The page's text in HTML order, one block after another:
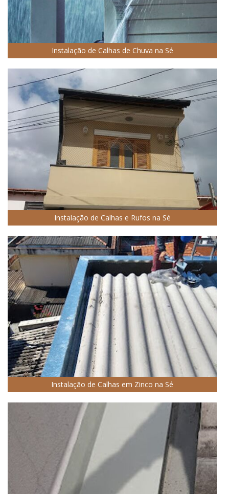
Instalação de Calhas de Chuva na Sé
Instalação de Calhas e Rufos na Sé
Instalação de Calhas em Zinco na Sé